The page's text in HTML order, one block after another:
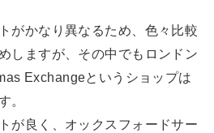
がかなり異なるため、色々比較
しますが、その中でもロンドン
Exchangeというショップは
。
が良く、オックスフォードサー